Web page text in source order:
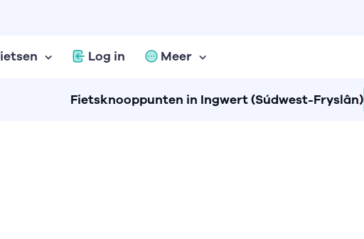
Log in Meer
Fietsknooppunten in Ingwert (Súdwest-Fryslân)